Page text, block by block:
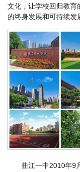
文化，让学校回归教育
的终身发展和可持续发
曲江一中2010年9